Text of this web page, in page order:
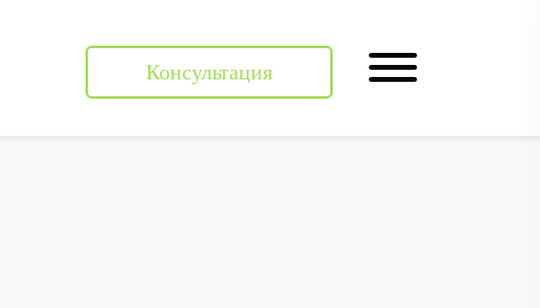
Консультация
Консультация